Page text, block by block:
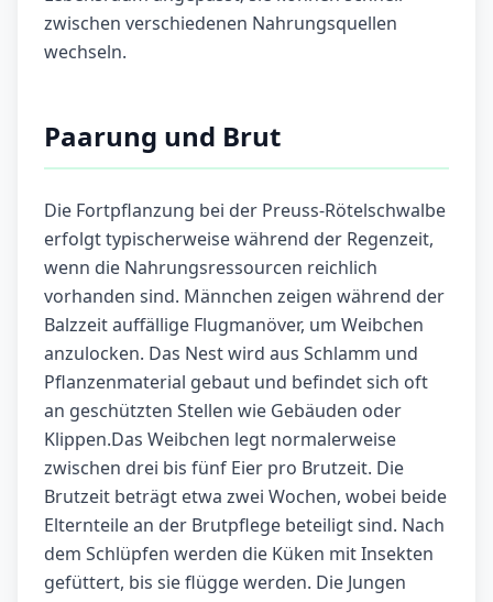
zwischen verschiedenen Nahrungsquellen
wechseln.
Paarung und Brut
Die Fortpflanzung bei der Preuss-Rötelschwalbe
erfolgt typischerweise während der Regenzeit,
wenn die Nahrungsressourcen reichlich
vorhanden sind. Männchen zeigen während der
Balzzeit auffällige Flugmanöver, um Weibchen
anzulocken. Das Nest wird aus Schlamm und
Pflanzenmaterial gebaut und befindet sich oft
an geschützten Stellen wie Gebäuden oder
Klippen.Das Weibchen legt normalerweise
zwischen drei bis fünf Eier pro Brutzeit. Die
Brutzeit beträgt etwa zwei Wochen, wobei beide
Elternteile an der Brutpflege beteiligt sind. Nach
dem Schlüpfen werden die Küken mit Insekten
gefüttert, bis sie flügge werden. Die Jungen